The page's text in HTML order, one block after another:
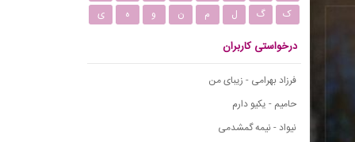
ک
گ ل م ن و ه ی
درخواستی کاربران
فرزاد بهرامی - زیبای من
حامیم - یکیو دارم
نیواد - نیمه گمشدمی